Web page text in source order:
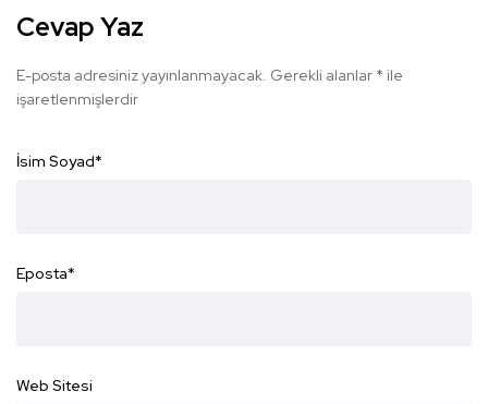
Cevap Yaz
E-posta adresiniz yayınlanmayacak. Gerekli alanlar * ile
işaretlenmişlerdir
İsim Soyad*
Eposta*
Web Sitesi